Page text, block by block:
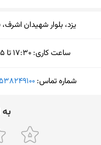
یزد، بلوار شهیدان
ساعت کاری: ۱۷:۳۰ تا ۲۳:۴۵
دوشنبه (امروز)
شماره تماس: